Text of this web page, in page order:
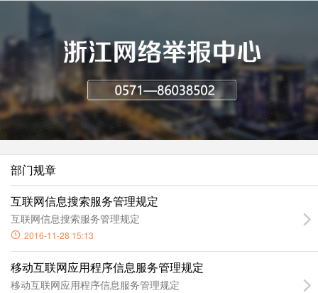
部门规章
互联网信息搜索服务管理规定
互联网信息搜索服务管理规定
2016-11-28 15:13
移动互联网应用程序信息服务管理规定
移动互联网应用程序信息服务管理规定